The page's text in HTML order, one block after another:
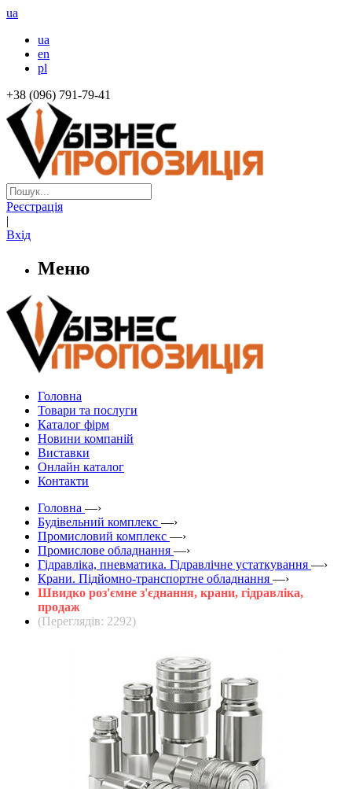
ua
ua
en
pl
+38 (096) 791-79-41
Реєстрація
|
Вхід
Меню
Головна
Товари та послуги
Каталог фірм
Новини компаній
Виставки
Онлайн каталог
Контакти
Головна —›
Будівельний комплекс —›
Промисловий комплекс —›
Промислове обладнання —›
Гідравліка, пневматика. Гідравлічне устаткування —›
Крани. Підйомно-транспортне обладнання —›
Швидко роз'ємне з'єднання, крани, гідравліка,
продаж
(Переглядів: 2292)